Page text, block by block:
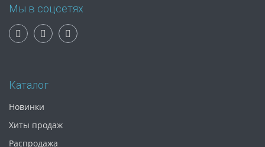
Мы в соцсетях
Каталог
Новинки
Хиты продаж
Распродажа